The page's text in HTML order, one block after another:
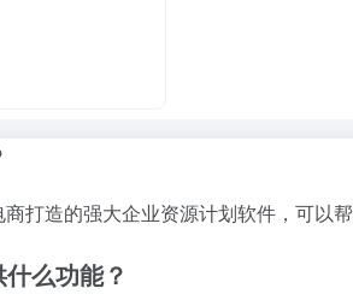
打造的强大企业资源计划软件，可以
么功能？